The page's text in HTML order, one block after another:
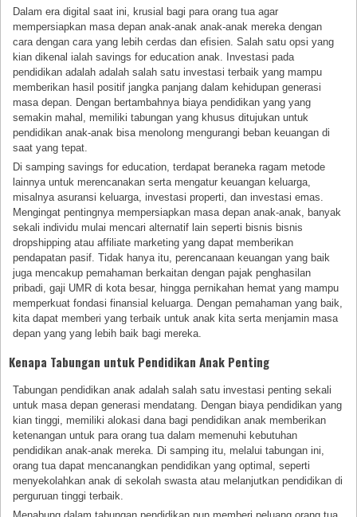
Dalam era digital saat ini, krusial bagi para orang tua agar
mempersiapkan masa depan anak-anak anak-anak mereka dengan
cara dengan cara yang lebih cerdas dan efisien. Salah satu opsi yang
kian dikenal ialah savings for education anak. Investasi pada
pendidikan adalah adalah salah satu investasi terbaik yang mampu
memberikan hasil positif jangka panjang dalam kehidupan generasi
masa depan. Dengan bertambahnya biaya pendidikan yang yang
semakin mahal, memiliki tabungan yang khusus ditujukan untuk
pendidikan anak-anak bisa menolong mengurangi beban keuangan di
saat yang tepat.
Di samping savings for education, terdapat beraneka ragam metode
lainnya untuk merencanakan serta mengatur keuangan keluarga,
misalnya asuransi keluarga, investasi properti, dan investasi emas.
Mengingat pentingnya mempersiapkan masa depan anak-anak, banyak
sekali individu mulai mencari alternatif lain seperti bisnis bisnis
dropshipping atau affiliate marketing yang dapat memberikan
pendapatan pasif. Tidak hanya itu, perencanaan keuangan yang baik
juga mencakup pemahaman berkaitan dengan pajak penghasilan
pribadi, gaji UMR di kota besar, hingga pernikahan hemat yang mampu
memperkuat fondasi finansial keluarga. Dengan pemahaman yang baik,
kita dapat memberi yang terbaik untuk anak kita serta menjamin masa
depan yang yang lebih baik bagi mereka.
Kenapa Tabungan untuk Pendidikan Anak Penting
Tabungan pendidikan anak adalah salah satu investasi penting sekali
untuk masa depan generasi mendatang. Dengan biaya pendidikan yang
kian tinggi, memiliki alokasi dana bagi pendidikan anak memberikan
ketenangan untuk para orang tua dalam memenuhi kebutuhan
pendidikan anak-anak mereka. Di samping itu, melalui tabungan ini,
orang tua dapat mencanangkan pendidikan yang optimal, seperti
menyekolahkan anak di sekolah swasta atau melanjutkan pendidikan di
perguruan tinggi terbaik.